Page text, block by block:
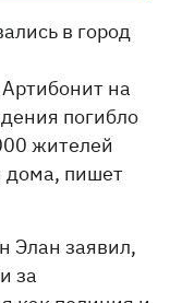
в город
на
погибло
жителей
дома, пишет
Элан заявил,
за